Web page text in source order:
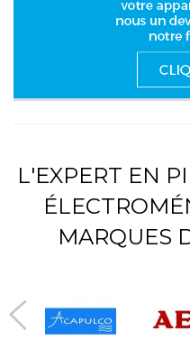
L'EXPERT EN
MARQUES